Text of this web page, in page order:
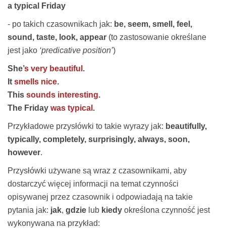
a typical Friday
- po takich czasownikach jak: be, seem, smell, feel,
sound, taste, look, appear (to zastosowanie określane
jest jako ‘predicative position’)
She’s very beautiful .
It smells nice.
This sounds interesting.
The Friday was typical .
Przykładowe przysłówki to takie wyrazy jak: beautifully,
typically, completely, surprisingly, always, soon,
however.
Przysłówki używane są wraz z czasownikami, aby
dostarczyć więcej informacji na temat czynności
opisywanej przez czasownik i odpowiadają na takie
pytania jak: jak, gdzie lub kiedy określona czynność jest
wykonywana na przykład: